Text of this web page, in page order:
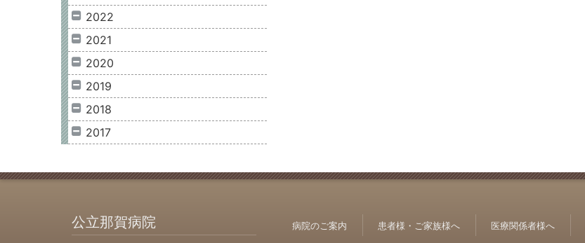
2022
2021
2020
2019
2018
2017
公立那賀病院 病院のご案内 患者様・ご家族様へ 医療関係者様へ